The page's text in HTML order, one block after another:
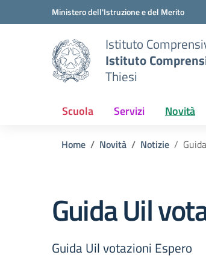
Vai ai contenuti
Vai al menu di navigazioneMinistero dell'Istruzione e del Merito
Istituto
Istituto
Thiesi
Scuola Servizi Novità
Home Novità Notizie
Guida Uil
Guida Uil votazioni Espero